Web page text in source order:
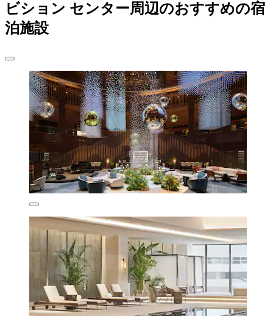
ビション センター周辺のおすすめの宿
泊施設